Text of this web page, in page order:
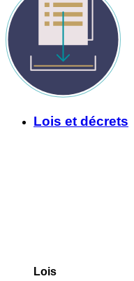
Lois et décrets
Lois